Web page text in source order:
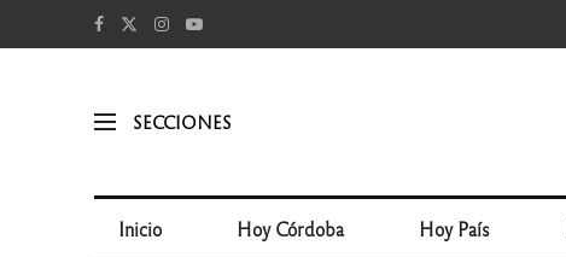
SECCIONES
Inicio Hoy Córdoba Hoy País